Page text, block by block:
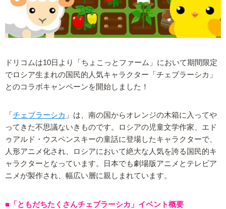
ドリコムは10日より「ちょこっとファーム」において期間限定
でロシア生まれの国民的人気キャラクター「チェブラーシカ」
とのコラボキャンペーンを開始しました！
「 チェブラーシカ 」は、南の国からオレンジの木箱に入ってや
ってきた不思議ないきものです。ロシアの児童文学作家、エド
ゥアルド・ウスペンスキーの童話に登場したキャラクターで、
人形アニメ化され、ロシアにおいて絶大な人気を誇る国民的キ
ャラクターとなっています。日本でも劇場版アニメとテレビア
ニメが製作され、幅広い層に親しまれています。
■「ともだちたくさんチェブラーシカ」イベント概要